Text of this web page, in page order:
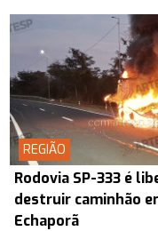
REGIÃO
Rodovia SP-333 é
destruir caminhão
Echaporã